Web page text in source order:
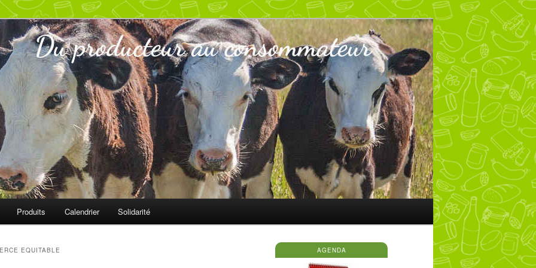
Produits Calendrier Solidarité
EQUITABLE AGENDA